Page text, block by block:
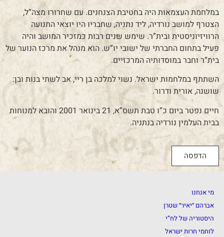
במלחמת העצמאות היה בחטיבת הצנחנים. עם שחרורו מצה”ל,
הצטרף למושב נורדיה, ליד נתניה, שחבריו היו יוצאי התנועה
הרוויזיוניסטית ובית”ר. שימש שנים רבות כמזכיר המושב והיה
פעיל בתחום החברתי של ישובי יו”ש. הוא מנהל את מרכז הנוער של
בית”ר וחבר במוסדותיה המרכזיים.
השתתף במלחמות ישראל. נשוי למלכה בן ריי, אב לשתי בנות ובן:
שושנה, אורית ודרור.
חיים נפטר ביום כ”ו טבת תשס”א, 21 בינואר 2001 והובא למנוחות
בבית העלמין נורדיה בנתניה.
הדפסה
מי אנחנו
אברהם ״יאיר״ שטרן
היסטוריה של לח”י
לוחמי חרות ישראל